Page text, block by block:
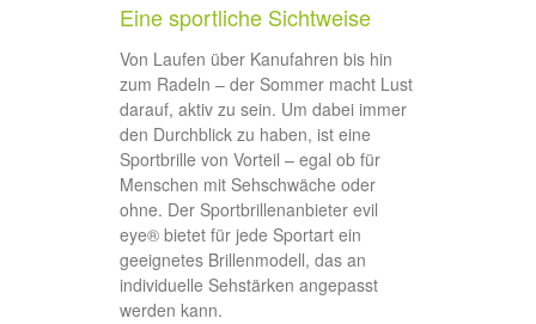
Eine sport­liche Sicht­weise
Von Laufen über Kanufahren bis hin
zum Radeln – der Sommer macht Lust
darauf, aktiv zu sein. Um dabei immer
den Durchblick zu haben, ist eine
Sportbrille von Vorteil – egal ob für
Menschen mit Sehschwäche oder
ohne. Der Sportbrillenanbieter evil
eye® bietet für jede Sportart ein
geeignetes Brillenmodell, das an
individuelle Sehstärken angepasst
werden kann.